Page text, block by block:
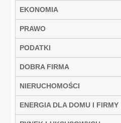
EKONOMIA
PRAWO
PODATKI
DOBRA FIRMA
NIERUCHOMOŚCI
ENERGIA DLA DOMU I FIRMY